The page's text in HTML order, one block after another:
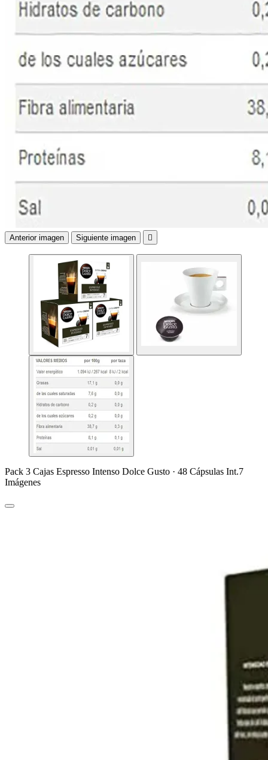
Anterior imagen Siguiente imagen 
Pack 3 Cajas Espresso Intenso Dolce Gusto · 48 Cápsulas Int.7
Imágenes